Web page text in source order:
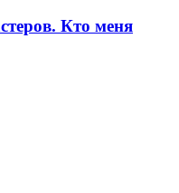
Кто меня